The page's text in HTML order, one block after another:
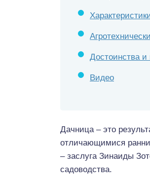
Достоинства и
Видео
Дачница – это
отличающимися
– заслуга Зинаиды
садоводства.